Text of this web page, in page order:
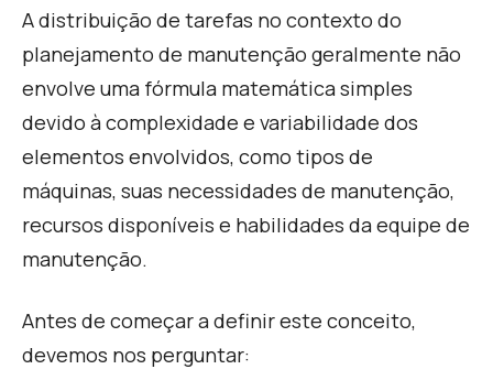
A distribuição de tarefas no contexto do
planejamento de manutenção geralmente não
envolve uma fórmula matemática simples
devido à complexidade e variabilidade dos
elementos envolvidos, como tipos de
máquinas, suas necessidades de manutenção,
recursos disponíveis e habilidades da equipe de
manutenção.
Antes de começar a definir este conceito,
devemos nos perguntar: